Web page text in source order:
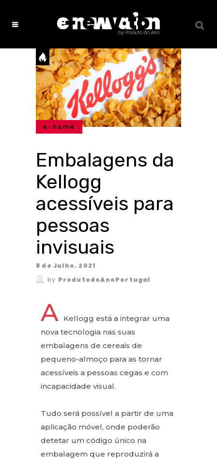
e-home
Embalagens da
Kellogg
acessíveis para
pessoas
invisuais
8 de Julho, 2021
by ProdutodoAnoPortugal
A Kellogg está a integrar uma
nova tecnologia nas suas
embalagens de cereais de
pequeno-almoço para as tornar
acessíveis a pessoas cegas e com
incapacidade visual.
Tudo será possível a partir de uma
aplicação móvel, onde poderão
detetar um código único na
embalagem que reproduzirá a